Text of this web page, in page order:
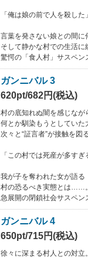
「俺は娘の前で人を殺した
言葉を発さない娘との間に
そして静かな村での生活
驚愕の「食人村」サスペン
ガンニバル 3
620pt/682円(税込)
村の底知れぬ闇を感じなが
何とか馴染もうとしていた
次々と“証言者”が接触を図る
「この村では死産が多すぎ
我が子を奪われた女が語る
村の恐るべき実態とは……。
急展開の閉鎖社会サスペン
ガンニバル 4
650pt/715円(税込)
徐々に深まる村人との対立。